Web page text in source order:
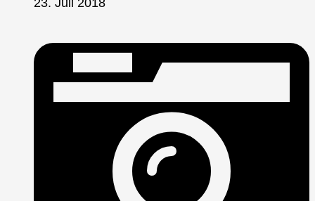
23. Juli 2018